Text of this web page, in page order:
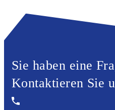
Sie haben eine
Kontaktieren Sie